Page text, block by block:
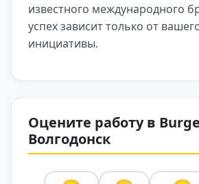
известного международного
успех зависит только от
инициативы.
Оцените работу в
Волгодонск